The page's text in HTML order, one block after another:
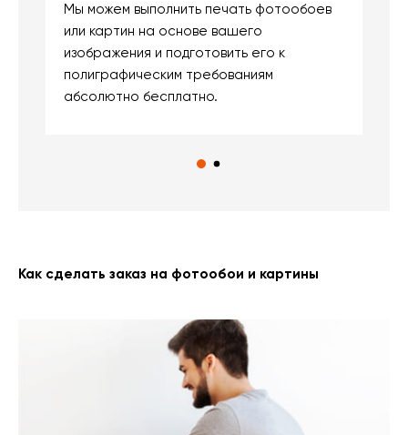
Мы можем выполнить печать фотообоев
или картин на основе вашего
изображения и подготовить его к
полиграфическим требованиям
абсолютно бесплатно.
Как сделать заказ на фотообои и картины